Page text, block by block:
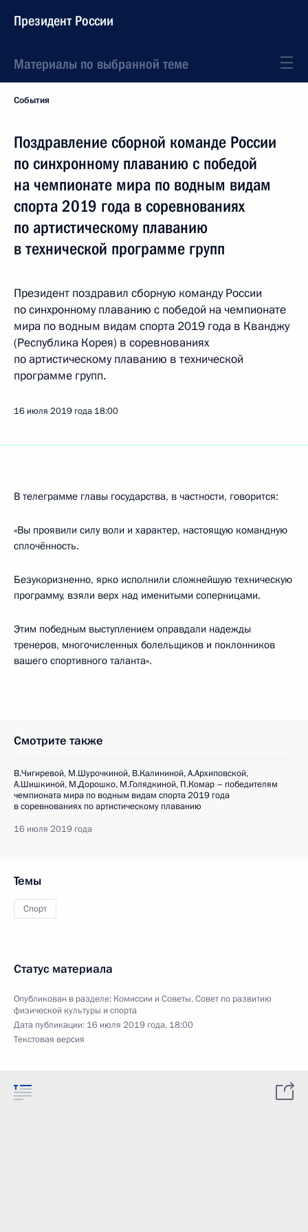
Президент России
Материалы по выбранной теме
События
Поздравление сборной команде России
по синхронному плаванию с победой
на чемпионате мира по водным видам
спорта 2019 года в соревнованиях
по артистическому плаванию
в технической программе групп
Президент поздравил сборную команду России
по синхронному плаванию с победой на чемпионате
мира по водным видам спорта 2019 года в Кванджу
(Республика Корея) в соревнованиях
по артистическому плаванию в технической
программе групп.
16 июля 2019 года 18:00
В телеграмме главы государства, в частности, говорится:
«Вы проявили силу воли и характер, настоящую командную
сплочённость.
Безукоризненно, ярко исполнили сложнейшую техническую
программу, взяли верх над именитыми соперницами.
Этим победным выступлением оправдали надежды
тренеров, многочисленных болельщиков и поклонников
вашего спортивного таланта».
Смотрите также
В.Чигиревой, М.Шурочкиной, В.Калининой, А.Архиповской,
А.Шишкиной, М.Дорошко, М.Голядкиной, П.Комар – победителям
чемпионата мира по водным видам спорта 2019 года
в соревнованиях по артистическому плаванию
16 июля 2019 года
Темы
Спорт
Статус материала
Опубликован в разделе: Комиссии и Советы,Совет по развитию
физической культуры и спорта
Дата публикации: 16 июля 2019 года, 18:00
Текстовая версия